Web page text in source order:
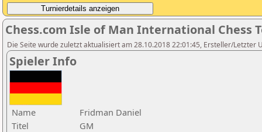
Chess.com Isle of Man International Chess
Die Seite wurde zuletzt aktualisiert am 28.10.2018 22:01:45, Ersteller/Letzter
Spieler Info
Name
Fridman Daniel
Titel
GM